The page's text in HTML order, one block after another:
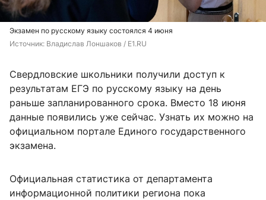
Экзамен по русскому языку состоялся 4 июня
Источник: Владислав Лоншаков / E1.RU
Свердловские школьники получили доступ к
результатам ЕГЭ по русскому языку на день
раньше запланированного срока. Вместо 18 июня
данные появились уже сейчас. Узнать их можно на
официальном портале Единого государственного
экзамена.
Официальная статистика от департамента
информационной политики региона пока